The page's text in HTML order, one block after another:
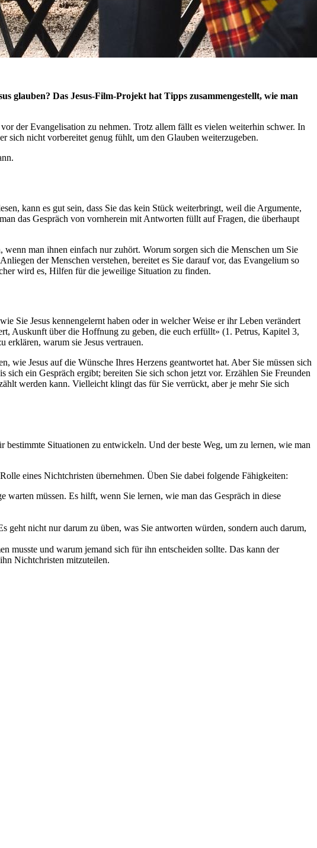
glauben? Das Jesus-Film-Projekt hat Tipps zusammengestellt, wie man
der Evangelisation zu nehmen. Trotz allem fällt es vielen weiterhin schwer. In
sich nicht vorbereitet genug fühlt, um den Glauben weiterzugeben.
kann es gut sein, dass Sie das kein Stück weiterbringt, weil die Argumente,
das Gespräch von vornherein mit Antworten füllt auf Fragen, die überhaupt
man ihnen einfach nur zuhört. Worum sorgen sich die Menschen um Sie
der Menschen verstehen, bereitet es Sie darauf vor, das Evangelium so
wird es, Hilfen für die jeweilige Situation zu finden.
Sie Jesus kennengelernt haben oder in welcher Weise er ihr Leben verändert
Auskunft über die Hoffnung zu geben, die euch erfüllt» (1. Petrus, Kapitel 3,
erklären, warum sie Jesus vertrauen.
wie Jesus auf die Wünsche Ihres Herzens geantwortet hat. Aber Sie müssen sich
ein Gespräch ergibt; bereiten Sie sich schon jetzt vor. Erzählen Sie Freunden
werden kann. Vielleicht klingt das für Sie verrückt, aber je mehr Sie sich
Situationen zu entwickeln. Und der beste Weg, um zu lernen, wie man
eines Nichtchristen übernehmen. Üben Sie dabei folgende Fähigkeiten:
warten müssen. Es hilft, wenn Sie lernen, wie man das Gespräch in diese
nicht nur darum zu üben, was Sie antworten würden, sondern auch darum,
musste und warum jemand sich für ihn entscheiden sollte. Das kann der
Nichtchristen mitzuteilen.